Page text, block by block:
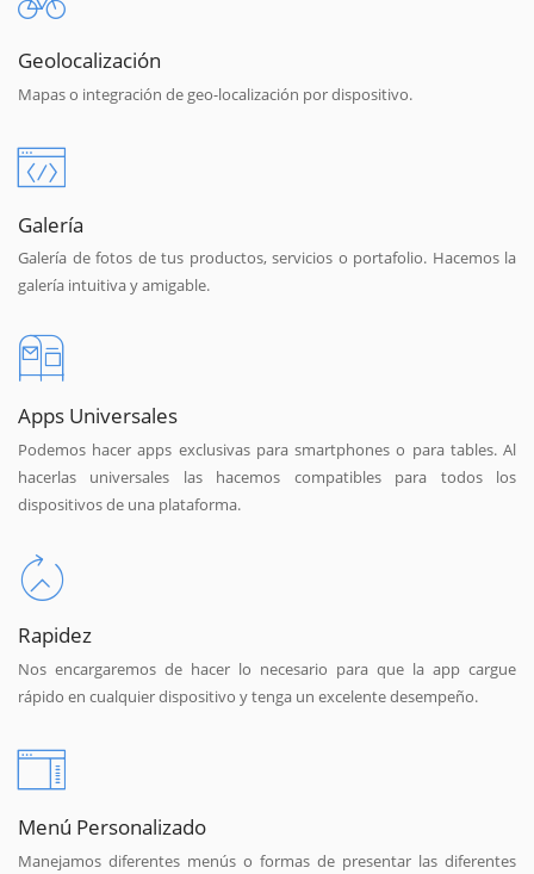
Geolocalización
Mapas o integración de geo-localización por dispositivo.
Galería
Galería de fotos de tus productos, servicios o portafolio. Hacemos la
galería intuitiva y amigable.
Apps Universales
Podemos hacer apps exclusivas para smartphones o para tables. Al
hacerlas universales las hacemos compatibles para todos los
dispositivos de una plataforma.
Rapidez
Nos encargaremos de hacer lo necesario para que la app cargue
rápido en cualquier dispositivo y tenga un excelente desempeño.
Menú Personalizado
Manejamos diferentes menús o formas de presentar las diferentes